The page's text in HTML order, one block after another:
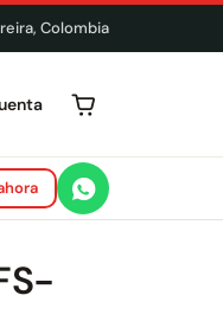
Colombia
Tu carrito está